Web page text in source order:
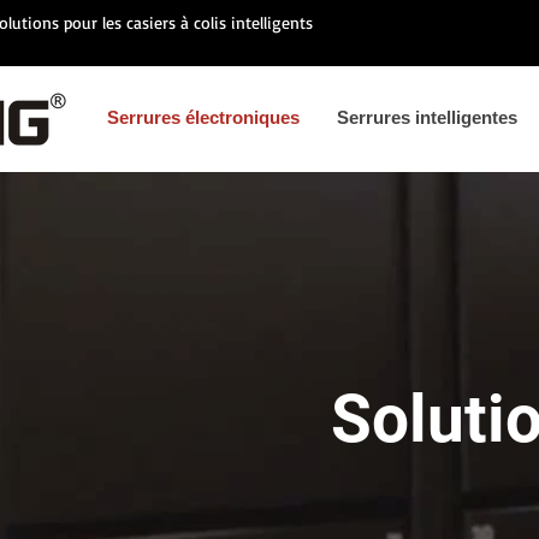
pour les casiers à colis intelligents
Serrures électroniques Serrures intelligentes